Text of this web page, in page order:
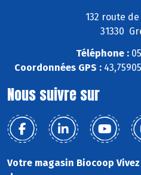
132 route
31330
Téléphone :
Coordonnées GPS :
Nous suivre sur
Votre magasin Biocoop